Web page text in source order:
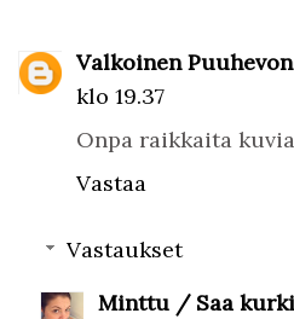
Valkoinen
klo 19.37
Onpa raikkaita
Vastaa
Vastaukset
Minttu / Saa